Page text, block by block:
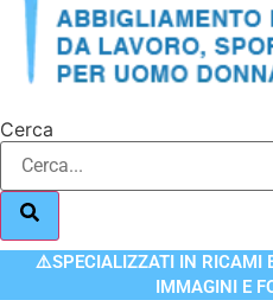
Cerca
⚠️SPECIALIZZATI IN RICAMI
IMMAGINI E